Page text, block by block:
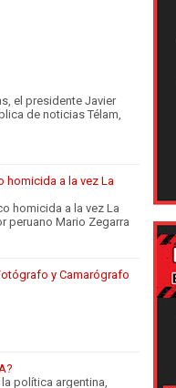
el presidente Javier
de noticias Télam,
homicida a la vez La
homicida a la vez La
peruano Mario Zegarra
y Camarógrafo
política argentina,